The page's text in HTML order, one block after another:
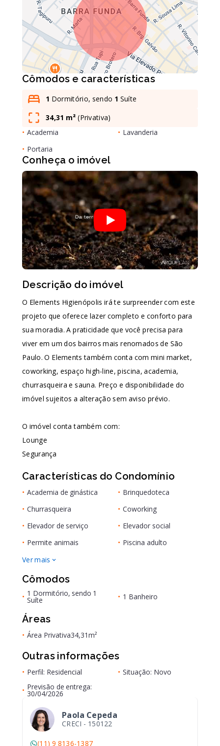
Cômodos e características
1 Dormitório, sendo 1 Suíte
34,31 m² (Privativa)
• Academia • Lavanderia
• Portaria
Conheça o imóvel
Descrição do imóvel
O Elements Higienópolis irá te surpreender com este
projeto que oferece lazer completo e conforto para
sua moradia. A praticidade que você precisa para
viver em um dos bairros mais renomados de São
Paulo. O Elements também conta com mini market,
coworking, espaço high-line, piscina, academia,
churrasqueira e sauna. Preço e disponibilidade do
imóvel sujeitos a alteração sem aviso prévio.
O imóvel conta também com:
Lounge
Segurança
Características do Condomínio
• Academia de ginástica • Brinquedoteca
• Churrasqueira • Coworking
• Elevador de serviço • Elevador social
• Permite animais • Piscina adulto
Ver mais
Cômodos
• 1 Dormitório, sendo 1
Suíte • 1 Banheiro
Áreas
• Área Privativa34,31m²
Outras informações
• Perfil: Residencial • Situação: Novo
• Previsão de entrega:
30/04/2026
Paola Cepeda
CRECI - 150122
(11) 9 8136-1387